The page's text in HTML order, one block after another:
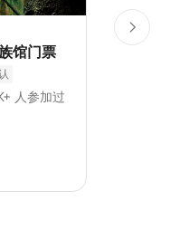
馆门票
人参加过
主题乐
澳洲